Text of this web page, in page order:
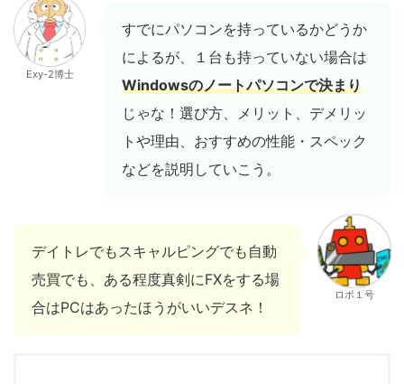
Exy-2博士
すでにパソコンを持っているかどうか
によるが、１台も持っていない場合は
Windowsのノートパソコンで決まり
じゃな！選び方、メリット、デメリッ
トや理由、おすすめの性能・スペック
などを説明していこう。
デイトレでもスキャルピングでも自動
売買でも、ある程度真剣にFXをする場
合はPCはあったほうがいいデスネ！
ロボ１号